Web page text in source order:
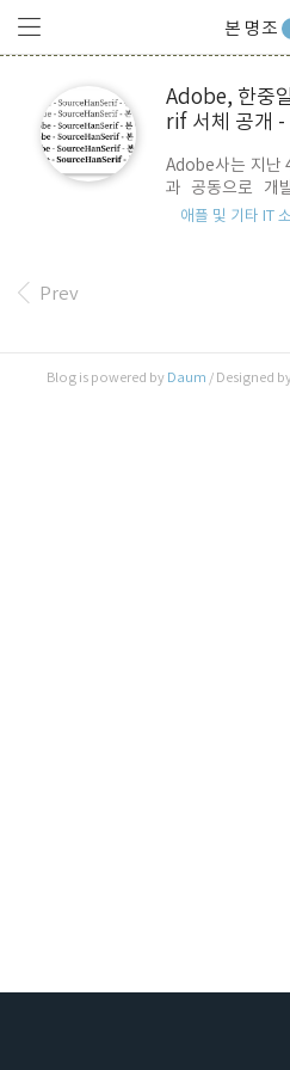
본 명조
Adobe, 한중
rif 서체 공개
Adobe사는 지난
과 공동으로 개
font인 본 명조
지원하고 있고,
적화 되어 있지만
물을 얻을 수
애플 및 기타 IT
Prev
Blog is powered by Daum / Designed